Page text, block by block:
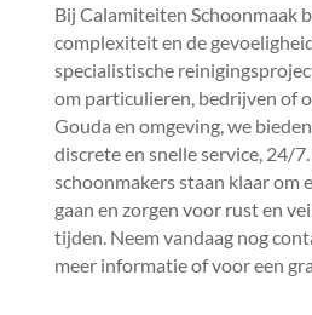
Bij Calamiteiten Schoonmaak
complexiteit en de
specialistische
om particulieren, bedrijven of
Gouda en omgeving, we
discrete en snelle service, 24/
schoonmakers staan klaar om
gaan en zorgen voor rust en
tijden.​ Neem vandaag nog
meer informatie of voor een